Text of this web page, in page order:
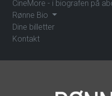
CineMore - i biografen på
Rønne Bio
Dine billetter
Kontakt